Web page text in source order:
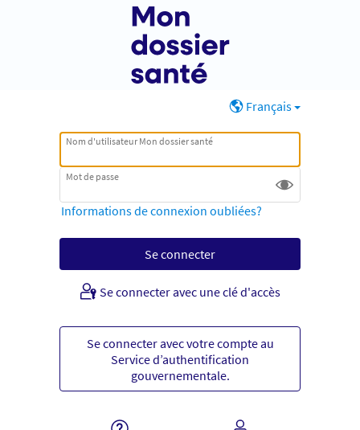
Français
Nom d'utilisateur Mon dossier santé
Mot de passe
Informations de connexion oubliées?
Se connecter avec une clé d'accès
Se connecter avec votre compte au
Service d’authentification
gouvernementale.